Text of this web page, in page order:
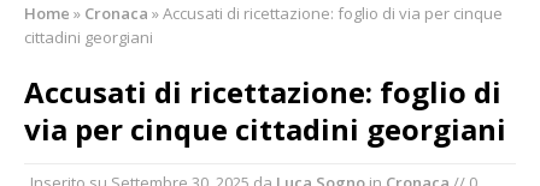
Ringraziamento: convegno, messa e
Dopo caldo e incendi, il maltempo estremo:
nell’Alto Novarese si contano i danni del
nubifragio di venerdì
Home » Cronaca »Accusati di ricettazione: foglio di via per cinque
cittadini georgiani
Accusati di ricettazione: foglio di
via per cinque cittadini georgiani